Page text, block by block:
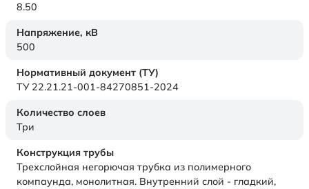
8.50
Напряжение, кВ
500
Нормативный документ (ТУ)
ТУ 22.21.21-001-84270851-2024
Количество слоев
Три
Конструкция трубы
Трехслойная негорючая трубка из полимерного
компаунда, монолитная. Внутренний слой - гладкий,